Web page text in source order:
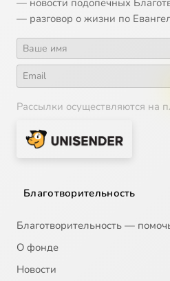
— разговор о жизни по
Рассылки осуществляются на
Благотворительность
Благотворительность —
О фонде
Новости